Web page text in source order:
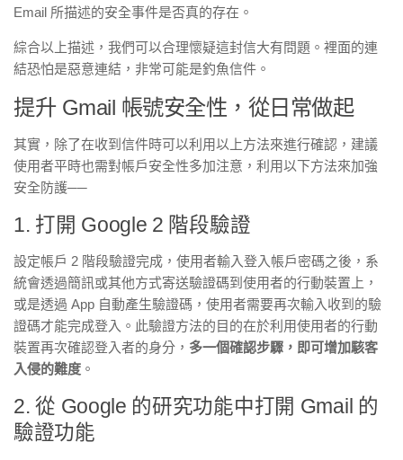
Email 所描述的安全事件是否真的存在。
綜合以上描述，我們可以合理懷疑這封信大有問題。裡面的連
結恐怕是惡意連結，非常可能是釣魚信件。
提升 Gmail 帳號安全性，從日常做起
其實，除了在收到信件時可以利用以上方法來進行確認，建議
使用者平時也需對帳戶安全性多加注意，利用以下方法來加強
安全防護──
1. 打開 Google 2 階段驗證
設定帳戶 2 階段驗證完成，使用者輸入登入帳戶密碼之後，系
統會透過簡訊或其他方式寄送驗證碼到使用者的行動裝置上，
或是透過 App 自動產生驗證碼，使用者需要再次輸入收到的驗
證碼才能完成登入。此驗證方法的目的在於利用使用者的行動
裝置再次確認登入者的身分， 多一個確認步驟，即可增加駭客
入侵的難度 。
2. 從 Google 的研究功能中打開 Gmail 的
驗證功能